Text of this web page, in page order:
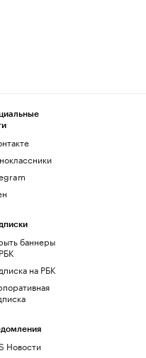
баннеры
на РБК
Новости